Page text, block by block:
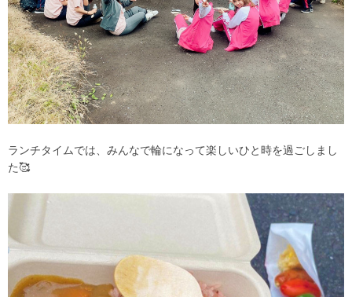
ランチタイムでは、みんなで輪になって楽しいひと時を過ごしまし
た🥰